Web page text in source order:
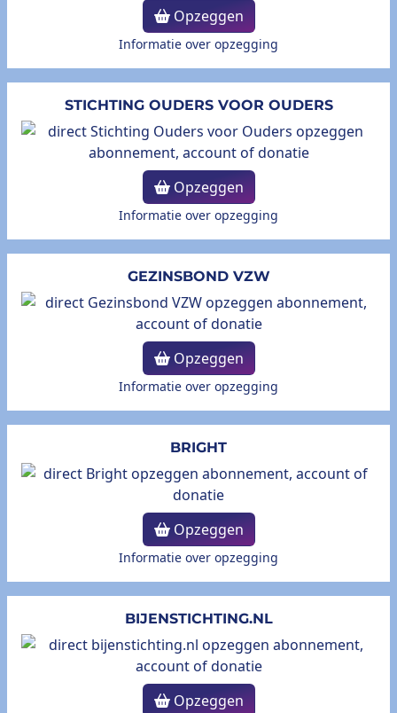
Opzeggen
Informatie over opzegging
STICHTING OUDERS VOOR OUDERS
Opzeggen
Informatie over opzegging
GEZINSBOND VZW
Opzeggen
Informatie over opzegging
BRIGHT
Opzeggen
Informatie over opzegging
BIJENSTICHTING.NL
Opzeggen